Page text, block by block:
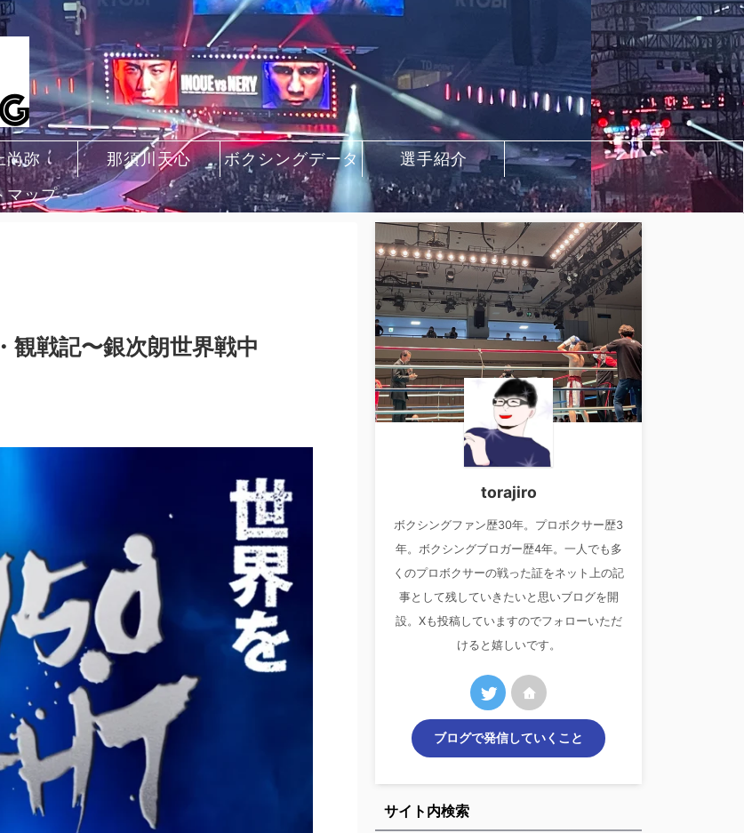
尚弥 那須川天心 ボクシングデータ
選手紹介
マップ
戦記〜銀次朗世界戦中
torajiro
ボクシングファン歴30年。プロボクサー歴3
年。ボクシングブロガー歴4年。一人でも多
くのプロボクサーの戦った証をネット上の記
事として残していきたいと思いブログを開
設。Xも投稿していますのでフォローいただ
けると嬉しいです。
ブログで発信していくこと
サイト内検索